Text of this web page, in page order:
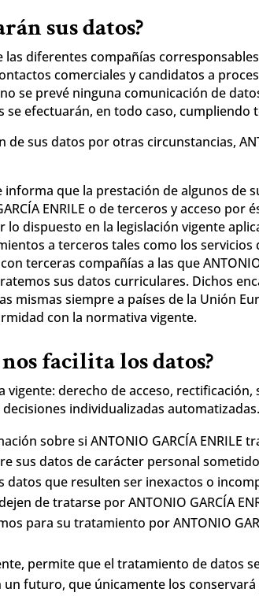
sus datos?
las diferentes compañías
comerciales y candidatos a
se prevé ninguna comunicación de
efectuarán, en todo caso, cumpliendo
sus datos por otras circunstancias,
informa que la prestación de algunos
ENRILE o de terceros y acceso por
dispuesto en la legislación vigente
a terceros tales como los
terceras compañías a las que
sus datos curriculares. Dichos
mismas siempre a países de la Unión
con la normativa vigente.
facilita los datos?
derecho de acceso,
individualizadas automatizadas.
sobre si ANTONIO GARCÍA ENRILE
sus datos de carácter personal
que resulten ser inexactos o
de tratarse por ANTONIO GARCÍA
para su tratamiento por ANTONIO
permite que el tratamiento de datos
un futuro, que únicamente los